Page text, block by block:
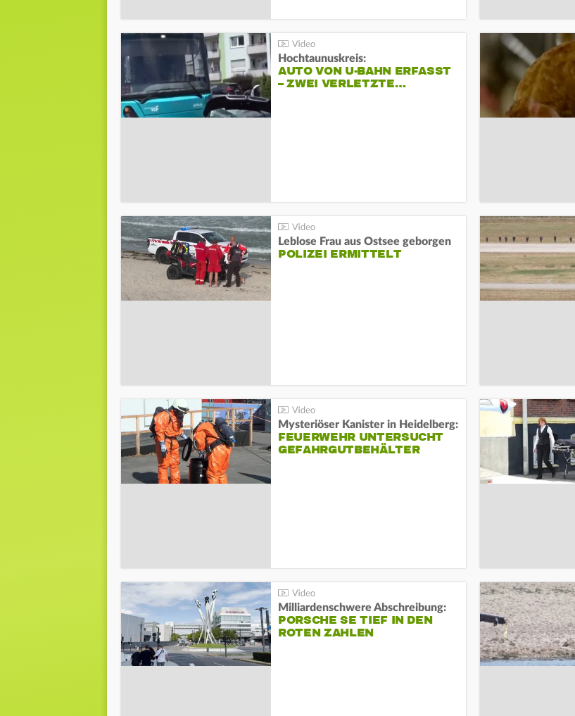
Hochtaunuskreis:
AUTO VON U-BAHN ERFASST
– ZWEI VERLETZTE…
Leblose Frau aus Ostsee geborgen
POLIZEI ERMITTELT
Mysteriöser Kanister in Heidelberg:
FEUERWEHR UNTERSUCHT
GEFAHRGUTBEHÄLTER
Milliardenschwere Abschreibung:
PORSCHE SE TIEF IN DEN
ROTEN ZAHLEN